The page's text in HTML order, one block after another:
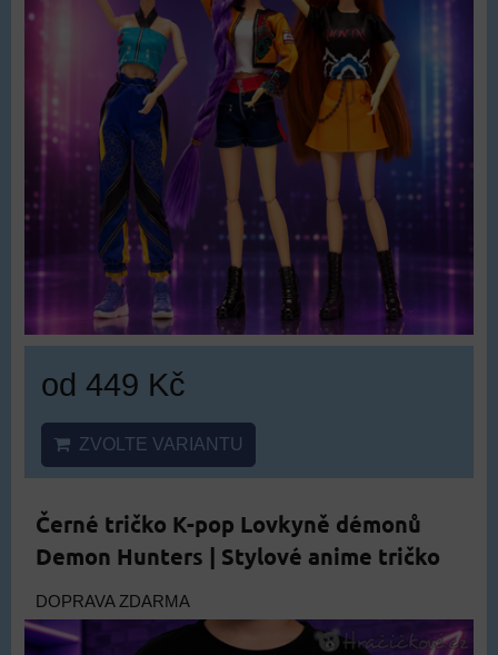
od 449 Kč
ZVOLTE VARIANTU
Černé tričko K-pop Lovkyně démonů
Demon Hunters | Stylové anime tričko
DOPRAVA ZDARMA